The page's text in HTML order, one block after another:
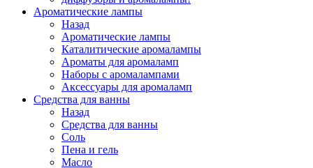
Ароматические лампы
Назад
Ароматические лампы
Каталитические аромалампы
Ароматы для аромаламп
Наборы с аромалампами
Аксессуары для аромаламп
Средства для ванны
Назад
Средства для ванны
Соль
Пена и гель
Масло